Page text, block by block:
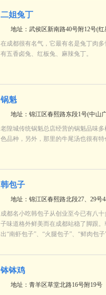
二姐兔丁
地址：武侯区新南路40号附12号(
在成都很有名气，它最有名是兔丁肉
有五香卤兔、红板兔、麻辣兔丁。
锅魁
地址：锦江区春熙路东段1号(中山
老隍城传统锅魁总店经营的锅魁品味
色品种，另外，那里的牛尾汤也很有特
韩包子
地址：锦江区春熙路北段27、29号
成都名小吃韩包子从创业至今已有八
子味道格外鲜美而在成都站稳了脚跟
出“南虾包子”、“火腿包子”、“鲜肉包
钵钵鸡
地址：青羊区草堂北路16号附19号